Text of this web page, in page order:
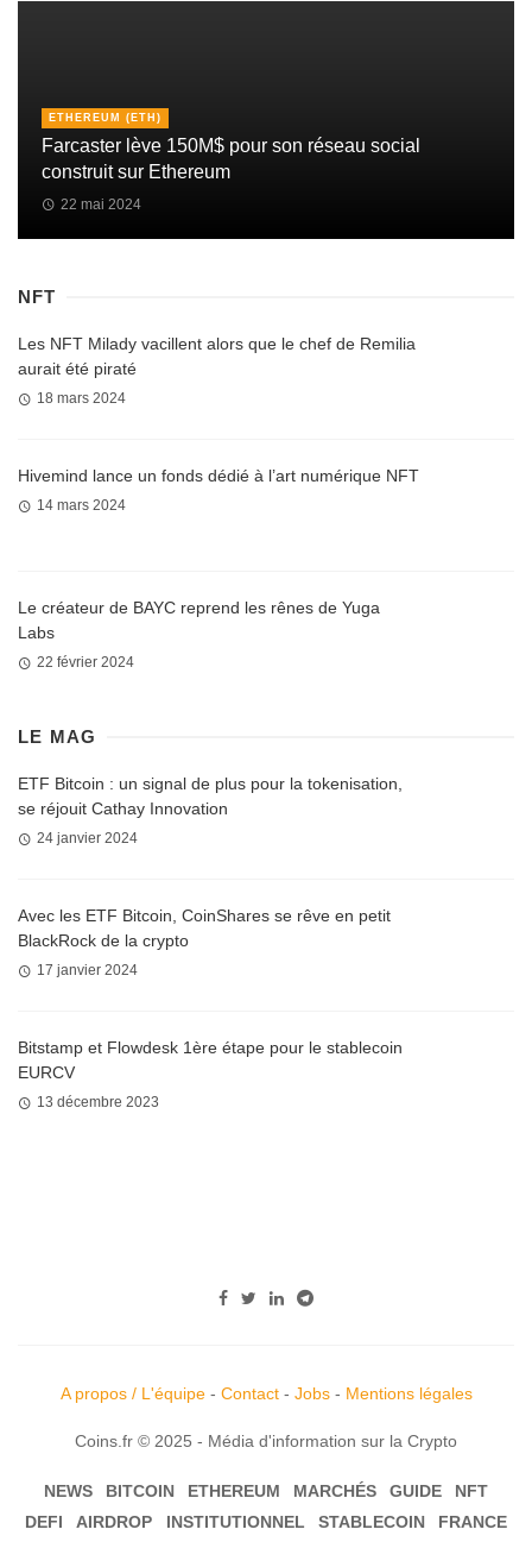
ETHEREUM (ETH)
Farcaster lève 150M$ pour son réseau social
construit sur Ethereum
22 mai 2024
NFT
Les NFT Milady vacillent alors que le chef de Remilia
aurait été piraté
18 mars 2024
Hivemind lance un fonds dédié à l’art numérique NFT
14 mars 2024
Le créateur de BAYC reprend les rênes de Yuga
Labs
22 février 2024
LE MAG
ETF Bitcoin : un signal de plus pour la tokenisation,
se réjouit Cathay Innovation
24 janvier 2024
Avec les ETF Bitcoin, CoinShares se rêve en petit
BlackRock de la crypto
17 janvier 2024
Bitstamp et Flowdesk 1ère étape pour le stablecoin
EURCV
13 décembre 2023
A propos / L'équipe- Contact- Jobs- Mentions légales
Coins.fr © 2025 - Média d'information sur la Crypto
NEWS BITCOIN ETHEREUM MARCHÉS GUIDE
NFT
DEFI
AIRDROP INSTITUTIONNEL STABLECOIN FRANCE